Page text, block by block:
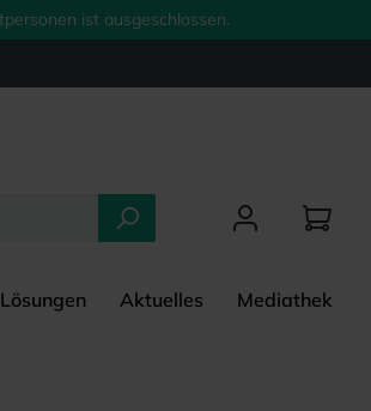
ist ausgeschlossen.
Lösungen Aktuelles Mediathek